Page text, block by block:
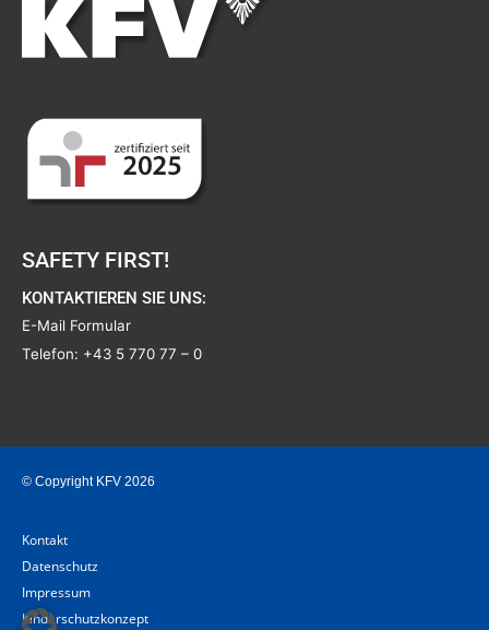
SAFETY FIRST!
KONTAKTIEREN SIE UNS:
E-Mail Formular
Telefon: +43 5 770 77 – 0
© Copyright KFV 2026
Kontakt
Datenschutz
Impressum
Kinderschutzkonzept